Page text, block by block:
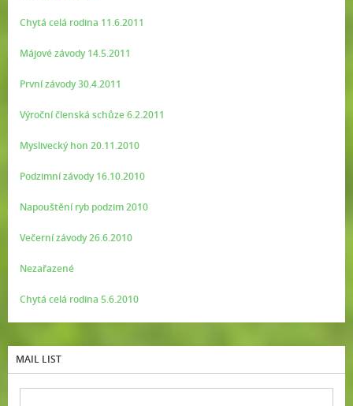
Chytá celá rodina 11.6.2011
Májové závody 14.5.2011
První závody 30.4.2011
Výroční členská schůze 6.2.2011
Myslivecký hon 20.11.2010
Podzimní závody 16.10.2010
Napouštění ryb podzim 2010
Večerní závody 26.6.2010
Nezařazené
Chytá celá rodina 5.6.2010
MAIL LIST